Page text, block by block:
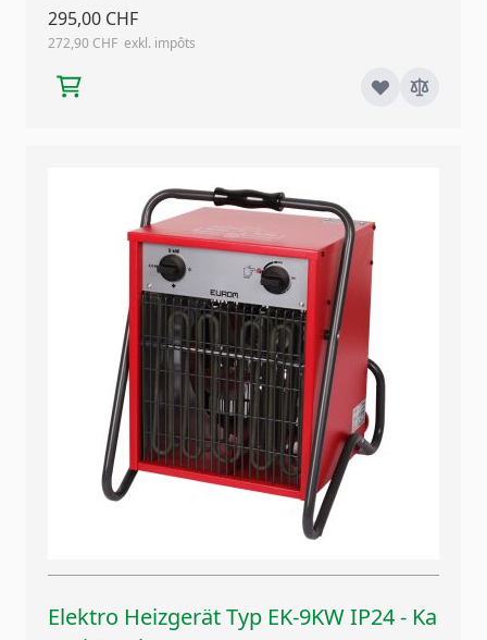
295,00 CHF
272,90 CHF
Elektro Heizgerät Typ EK-9KW IP24 - Ka